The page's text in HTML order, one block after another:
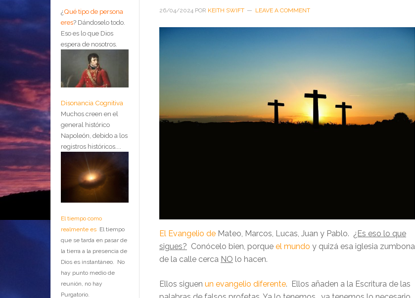
26/04/2024 POR KEITH SWIFT LEAVE A COMMENT
El Evangelio de Mateo, Marcos, Lucas, Juan y Pablo. ¿Es eso lo que
sigues? Conócelo bien, porque el mundo y quizá esa iglesia zumbona
de la calle cerca NO lo hacen.
Ellos siguen un evangelio diferente. Ellos añaden a la Escritura de las
¿Qué tipo de persona
eres? Dándoselo todo.
Eso es lo que Dios
espera de nosotros.
Disonancia Cognitiva
Muchos creen en el
general histórico
Napoleón, debido a los
registros históricos....
El tiempo como
realmente es El tiempo
que se tarda en pasar de
la tierra a la presencia de
Dios es instantáneo. No
hay punto medio de
reunión, no hay
Purgatorio.